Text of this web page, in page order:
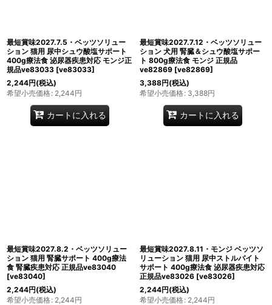
最短賞味2027.7.5・ベッツソリュー
ション 猫用 尿中シュウ酸塩サポート
400g療法食 泌尿器疾患対応 モンジ正
規品ve83033 [ve83033]
2,244円(税込)
希望小売価格: 2,244円
カートに入れる
最短賞味2027.7.12・ベッツソリュー
ション 犬用 腎臓＆シュウ酸塩サポー
ト 800g療法食 モンジ 正規品
ve82869 [ve82869]
3,388円(税込)
希望小売価格: 3,388円
カートに入れる
最短賞味2027.8.2・ベッツソリュー
ション 猫用 腎臓サポート 400g療法
食 腎臓疾患対応 正規品ve83040
[ve83040]
2,244円(税込)
希望小売価格: 2,244円
最短賞味2027.8.11・モンジ ベッツソ
リューション 猫用 尿中ストルバイト
サポート 400g療法食 泌尿器疾患対応
正規品ve83026 [ve83026]
2,244円(税込)
希望小売価格: 2,244円